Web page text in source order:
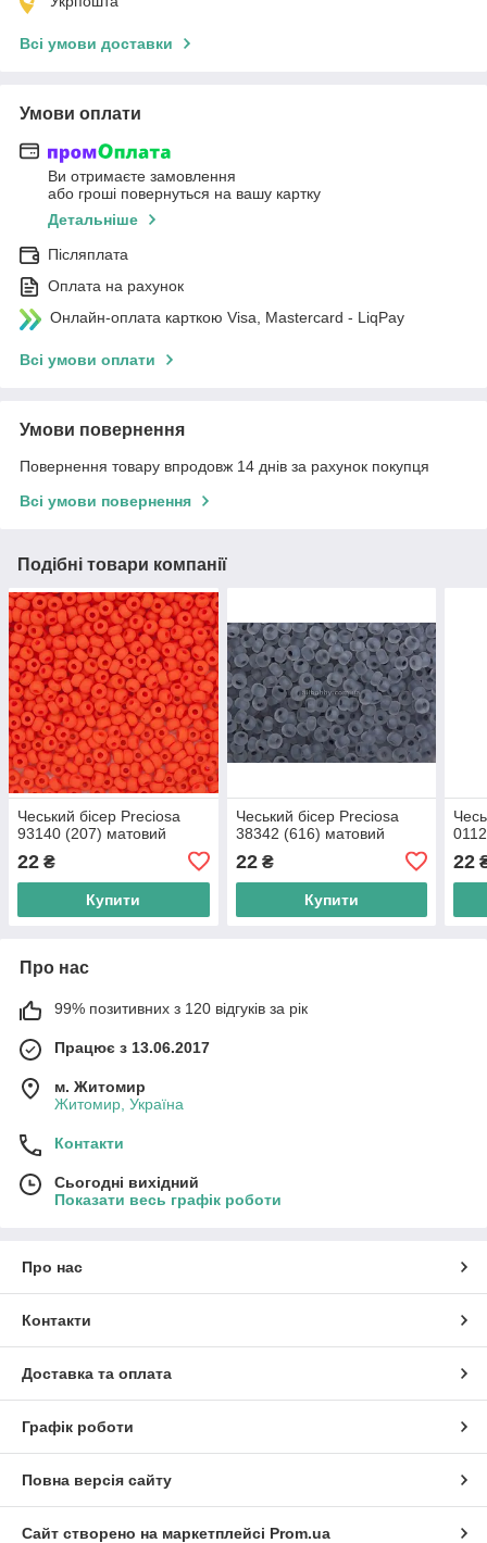
Всі умови доставки
Умови оплати
Ви отримаєте замовлення
або гроші повернуться на вашу картку
Детальніше
Післяплата
Оплата на рахунок
Онлайн-оплата карткою Visa, Mastercard - LiqPay
Всі умови оплати
Умови повернення
Повернення товару впродовж 14 днів за рахунок покупця
Всі умови повернення
Подібні товари компанії
Чеський бісер Preciosa
93140 (207) матовий
22 ₴
Купити
Чеський бісер Preciosa
38342 (616) матовий
22₴
Купити
22
Про нас
99% позитивних з 120 відгуків за рік
Працює з 13.06.2017
м. Житомир
Житомир, Україна
Контакти
Сьогодні вихідний
Показати весь графік роботи
Про нас
Контакти
Доставка та оплата
Графік роботи
Повна версія сайту
Сайт створено на маркетплейсі Prom.ua